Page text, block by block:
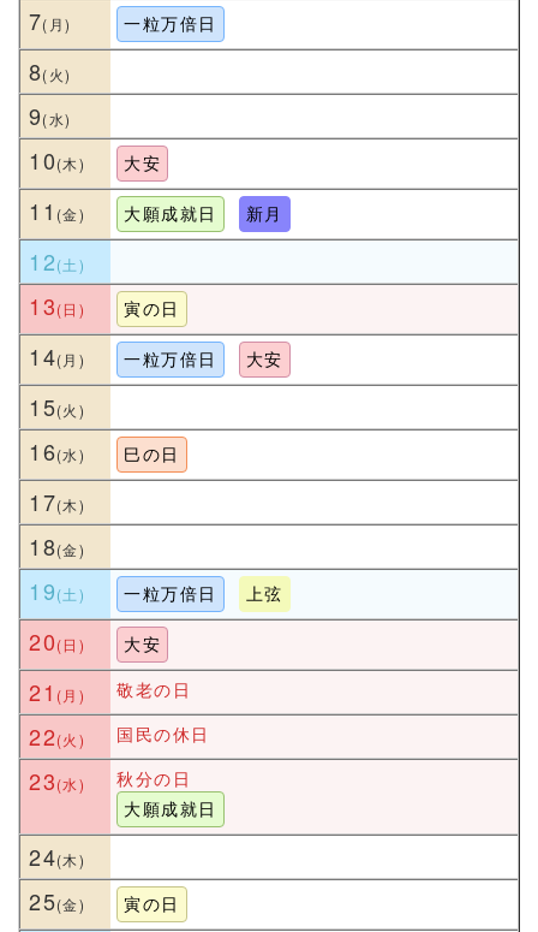
7 一粒万倍日
8
9
10
大安
11 大願成就日 新月
12
13
寅の日
14 一粒万倍日 大安
15
16
巳の日
17
18
19
一粒万倍日 上弦
20 大安
21 敬老の日
22 国民の休日
23
秋分の日
大願成就日
24
25
寅の日